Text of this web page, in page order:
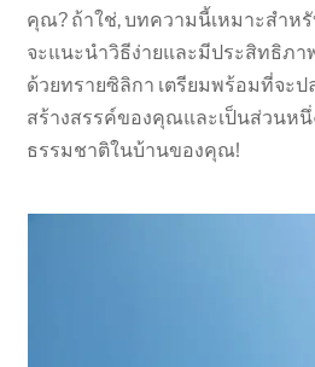
คุณ? ถ้าใช่, บทความนี้เหมาะสำห
จะแนะนำวิธีง่ายและมีประสิทธิภา
ด้วยทรายซิลิกา เตรียมพร้อมที่จะ
สร้างสรรค์ของคุณและเป็นส่วนห
ธรรมชาติในบ้านของคุณ!